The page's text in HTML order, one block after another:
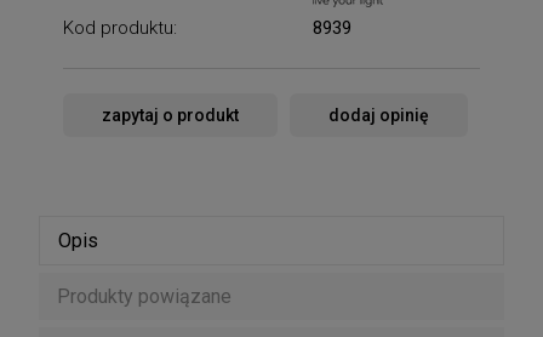
Kod produktu: 8939
zapytaj o produkt dodaj opinię
Opis
Produkty powiązane